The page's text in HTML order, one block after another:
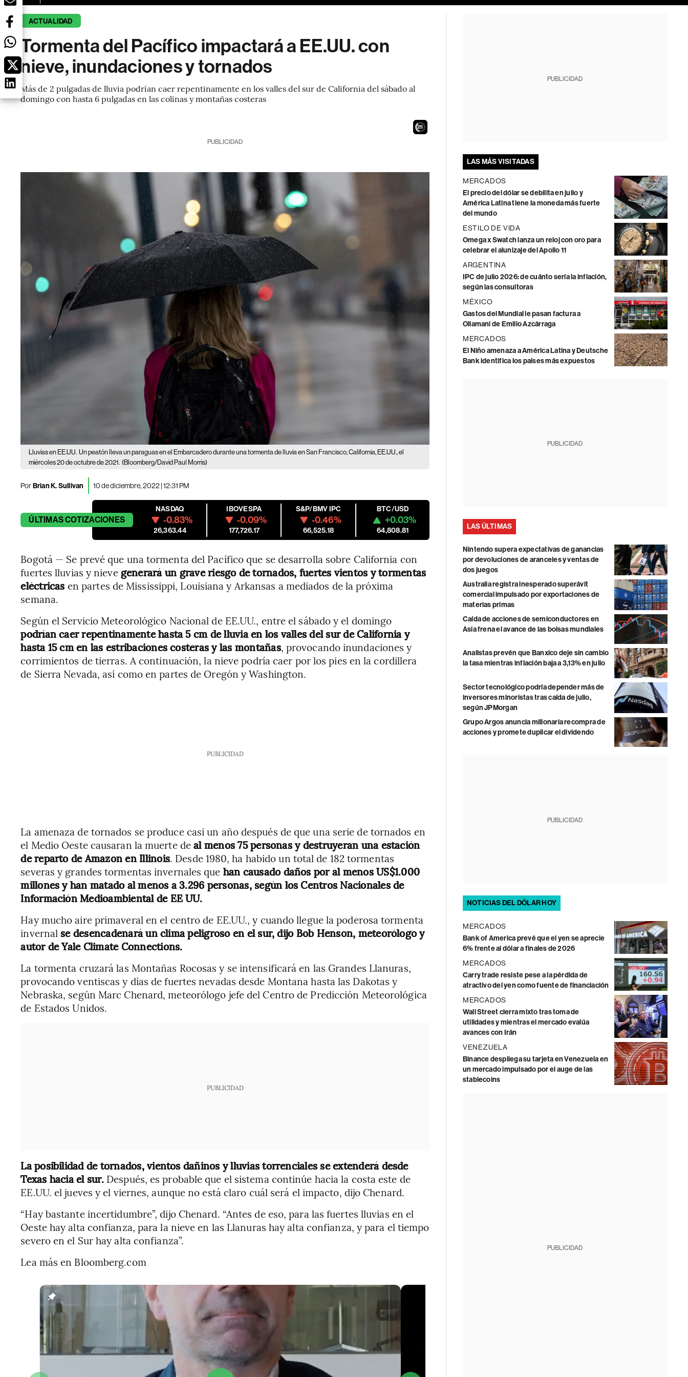
ACTUALIDAD
Tormenta del Pacífico impactará a EE.UU. con
nieve, inundaciones y tornados
Más de 2 pulgadas de lluvia podrían caer repentinamente en los valles del sur de California del sábado al
domingo con hasta 6 pulgadas en las colinas y montañas costeras
23
PUBLICIDAD
Lluvias en EE.UU. Un peatón lleva un paraguas en el Embarcadero durante una tormenta de lluvia en San Francisco, California, EE.UU., el
miércoles 20 de octubre de 2021. (Bloomberg/David Paul Morris)
PorBrian K. Sullivan 10 de diciembre, 2022 | 12:31 PM
ÚLTIMASCOTIZACIONES
NASDAQ
-0.83%
26,363.44
IBOVESPA
-0.09%
177,726.17
S&P/BMV IPC
-0.46%
66,525.18
BTC/USD
+0.03%
64,808.81
Bogotá — Se prevé que una tormenta del Pacífico que se desarrolla sobre California con
fuertes lluvias y nieve generará un grave riesgo de tornados, fuertes vientos y tormentas
eléctricas en partes de Mississippi, Louisiana y Arkansas a mediados de la próxima
semana.
Según el Servicio Meteorológico Nacional de EE.UU., entre el sábado y el domingo
podrían caer repentinamente hasta 5 cm de lluvia en los valles del sur de California y
hasta 15 cm en las estribaciones costeras y las montañas, provocando inundaciones y
corrimientos de tierras. A continuación, la nieve podría caer por los pies en la cordillera
de Sierra Nevada, así como en partes de Oregón y Washington.
PUBLICIDAD
La amenaza de tornados se produce casi un año después de que una serie de tornados en
el Medio Oeste causaran la muerte deal menos 75 personas y destruyeran una estación
de reparto de Amazon en Illinois. Desde 1980, ha habido un total de 182 tormentas
severas y grandes tormentas invernales que han causado daños por al menos US$1.000
millones y han matado al menos a 3.296 personas, según los Centros Nacionales de
Información Medioambiental de EE UU.
Hay mucho aire primaveral en el centro de EE.UU., y cuando llegue la poderosa tormenta
invernal se desencadenará un clima peligroso en el sur, dijo Bob Henson, meteorólogo y
autor de Yale Climate Connections.
La tormenta cruzará las Montañas Rocosas y se intensificará en las Grandes Llanuras,
provocando ventiscas y días de fuertes nevadas desde Montana hasta las Dakotas y
Nebraska, según Marc Chenard, meteorólogo jefe del Centro de Predicción Meteorológica
de Estados Unidos.
PUBLICIDAD
La posibilidad de tornados, vientos dañinos y lluvias torrenciales se extenderá desde
Texas hacia el sur. Después, es probable que el sistema continúe hacia la costa este de
EE.UU. el jueves y el viernes, aunque no está claro cuál será el impacto, dijo Chenard.
“Hay bastante incertidumbre”, dijo Chenard. “Antes de eso, para las fuertes lluvias en el
Oeste hay alta confianza, para la nieve en las Llanuras hay alta confianza, y para el tiempo
severo en el Sur hay alta confianza”.
Lea más en Bloomberg.com
PUBLICIDAD
LAS MÁS VISITADAS
MERCADOS
El precio del dólar se debilita en julio y
América Latina tiene la moneda más fuerte
del mundo
ESTILO DE VIDA
Omega x Swatch lanza un reloj con oro para
celebrar el alunizaje del Apollo 11
ARGENTINA
IPC de julio 2026: de cuánto sería la inflación,
según las consultoras
MÉXICO
Gastos del Mundial le pasan factura a
Ollamani de Emilio Azcárraga
MERCADOS
El Niño amenaza a América Latina y Deutsche
Bank identifica los países más expuestos
PUBLICIDAD
LAS ÚLTIMAS
Nintendo supera expectativas de ganancias
por devoluciones de aranceles y ventas de
dos juegos
Australia registra inesperado superávit
comercial impulsado por exportaciones de
materias primas
Caída de acciones de semiconductores en
Asia frena el avance de las bolsas mundiales
Analistas prevén que Banxico deje sin cambio
la tasa mientras inflación baja a 3,13% en julio
Sector tecnológico podría depender más de
inversores minoristas tras caída de julio,
según JPMorgan
Grupo Argos anuncia millonaria recompra de
acciones y promete duplicar el dividendo
PUBLICIDAD
NOTICIAS DEL DÓLAR HOY
MERCADOS
Bank of America prevé que el yen se aprecie
6% frente al dólar a finales de 2026
MERCADOS
Carry trade resiste pese a la pérdida de
atractivo del yen como fuente de financiación
MERCADOS
Wall Street cierra mixto tras toma de
utilidades y mientras el mercado evalúa
avances con Irán
VENEZUELA
Binance despliega su tarjeta en Venezuela en
un mercado impulsado por el auge de las
stablecoins
PUBLICIDAD